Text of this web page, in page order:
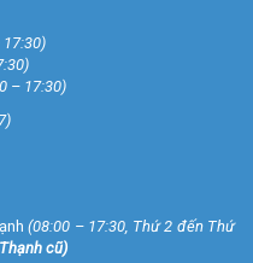
17:30)
– 17:30)
(08:00 – 17:30, Thứ 2 đến Thứ
cũ)